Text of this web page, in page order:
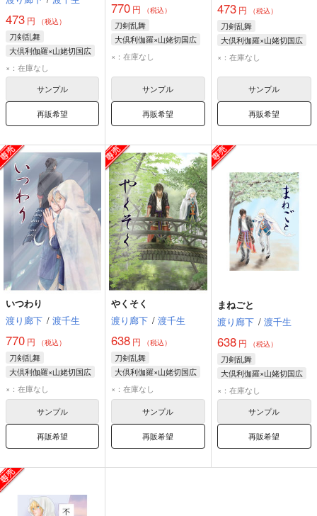
473 円 （税込）
刀剣乱舞
大倶利伽羅×山姥切国広
大倶利伽羅
山姥切国広
×：在庫なし
サンプル
再販希望
770 円 （税込）
刀剣乱舞
大倶利伽羅×山姥切国広
大倶利伽羅
×：在庫なし
サンプル
再販希望
473円 （税込）
刀剣乱舞
大倶利伽羅×山姥切国広
大倶利伽羅
×：在庫なし
サンプル
再販希望
いつわり
渡り廊下 / 渡千生
770 円 （税込）
刀剣乱舞
大倶利伽羅×山姥切国広
大倶利伽羅
山姥切国広
×：在庫なし
サンプル
再販希望
やくそく
渡り廊下 / 渡千生
638 円 （税込）
刀剣乱舞
大倶利伽羅×山姥切国広
大倶利伽羅
山姥切国広
×：在庫なし
サンプル
再販希望
まねごと
渡り廊下 / 渡千生
638円 （税込）
刀剣乱舞
大倶利伽羅×山姥切国広
大倶利伽羅
山姥切国広
×：在庫なし
サンプル
再販希望